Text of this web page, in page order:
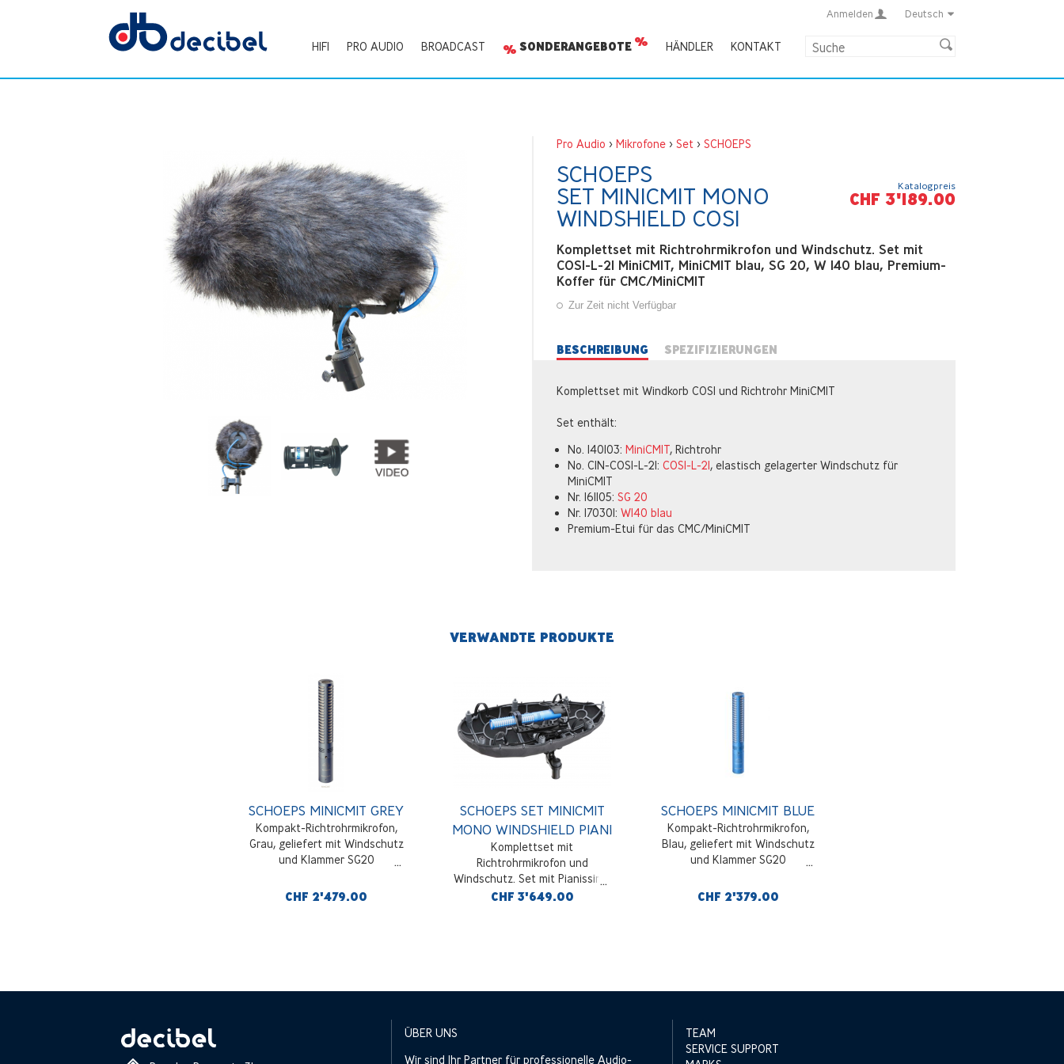
Anmelden Deutsch
HIFI PRO AUDIO BROADCAST SONDERANGEBOTE HÄNDLER KONTAKT
Pro Audio > Mikrofone> Set > SCHOEPS
SCHOEPS
SET MINICMIT MONO
WINDSHIELD COSI
Komplettset mit Richtrohrmikrofon und Windschutz. Set mit
COSI-L-21 MiniCMIT, MiniCMIT blau, SG 20, W 140 blau, Premium-
Koffer für CMC/MiniCMIT
Zur Zeit nicht Verfügbar
Katalogpreis
CHF 3'189.00
BESCHREIBUNG SPEZIFIZIERUNGEN
Komplettset mit Windkorb COSI und Richtrohr MiniCMIT
Set enthält:
No. 140103:MiniCMIT, Richtrohr
No. CIN-COSI-L-21:COSI-L-21, elastisch gelagerter Windschutz für
MiniCMIT
Nr. 161105:SG 20
Nr. 170301:W140 blau
Premium-Etui für das CMC/MiniCMIT
VERWANDTE PRODUKTE
SCHOEPS MINICMIT GREY
Kompakt-Richtrohrmikrofon,
Grau, geliefert mit Windschutz
und Klammer SG20
CHF 2'479.00
SCHOEPS SET MINICMIT
MONO WINDSHIELD PIANI
Komplettset mit
Richtrohrmikrofon und
Windschutz. Set mit Pianissimo
PIANI-1 für MiniCMIT LP,
CHF 3'649.00
SCHOEPS MINICMIT BLUE
Kompakt-Richtrohrmikrofon,
Blau, geliefert mit Windschutz
und Klammer SG20
CHF 2'379.00
ÜBER UNS
Wir sind Ihr Partner für professionelle Audio-
TEAM
SERVICE SUPPORT